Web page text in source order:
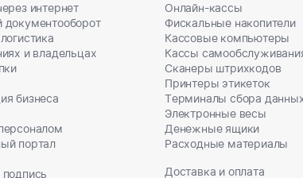
интернет
документооборот
и владельцах
бизнеса
портал
Онлайн-кассы
Фискальные накопители
Кассовые компьютеры
Кассы
Сканеры штрихкодов
Принтеры этикеток
Терминалы сбора
Электронные весы
Денежные ящики
Расходные материалы
Доставка и оплата